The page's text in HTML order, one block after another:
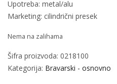
Upotreba: metal/alu
Marketing: cilindrični presek
Nema na zalihama
Šifra proizvoda: 0218100
Kategorija: Bravarski - osnovno